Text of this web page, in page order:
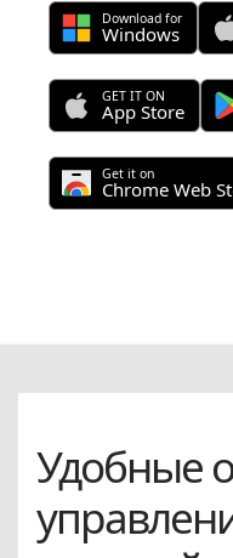
Download for
Windows
GET IT ON
App Store
Get it on
Chrome Web
Удобные